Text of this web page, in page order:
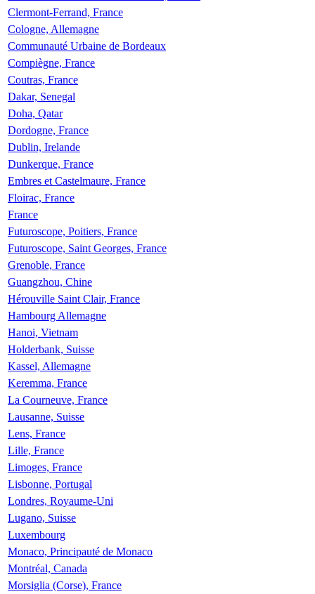
Clermont-Ferrand, France
Cologne, Allemagne
Communauté Urbaine de Bordeaux
Compiègne, France
Coutras, France
Dakar, Senegal
Doha, Qatar
Dordogne, France
Dublin, Irelande
Dunkerque, France
Embres et Castelmaure, France
Floirac, France
France
Futuroscope, Poitiers, France
Futuroscope, Saint Georges, France
Grenoble, France
Guangzhou, Chine
Hérouville Saint Clair, France
Hambourg Allemagne
Hanoi, Vietnam
Holderbank, Suisse
Kassel, Allemagne
Keremma, France
La Courneuve, France
Lausanne, Suisse
Lens, France
Lille, France
Limoges, France
Lisbonne, Portugal
Londres, Royaume-Uni
Lugano, Suisse
Luxembourg
Monaco, Principauté de Monaco
Montréal, Canada
Morsiglia (Corse), France